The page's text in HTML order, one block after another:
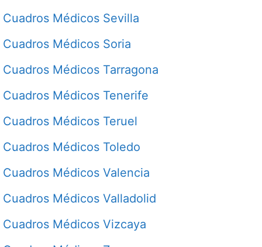
Cuadros Médicos Sevilla
Cuadros Médicos Soria
Cuadros Médicos Tarragona
Cuadros Médicos Tenerife
Cuadros Médicos Teruel
Cuadros Médicos Toledo
Cuadros Médicos Valencia
Cuadros Médicos Valladolid
Cuadros Médicos Vizcaya